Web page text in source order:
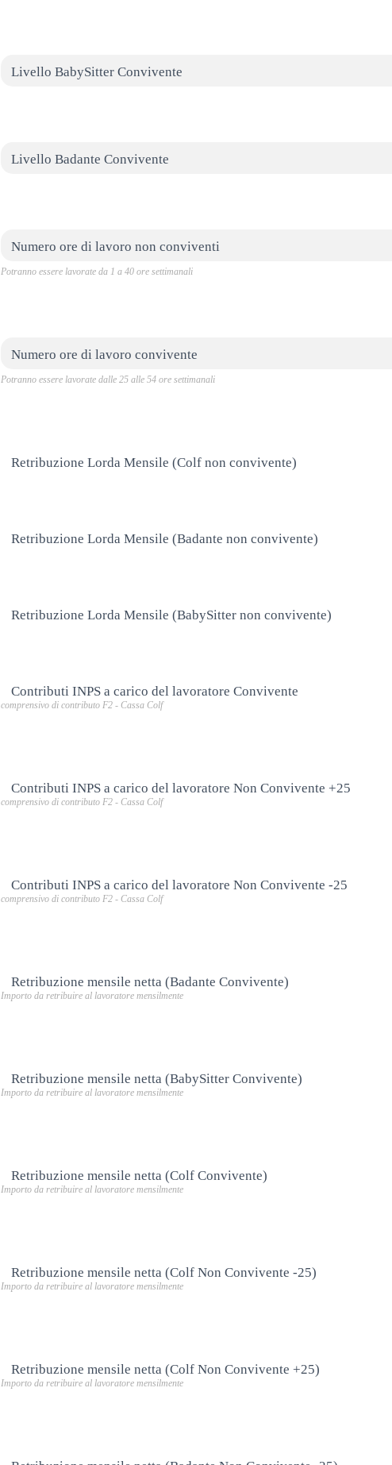
Livello BabySitter Convivente
Livello Badante Convivente
Numero ore di lavoro non conviventi
Potranno essere lavorate da 1 a 40 ore settimanali
Numero ore di lavoro convivente
Potranno essere lavorate dalle 25 alle 54 ore settimanali
Retribuzione Lorda Mensile (Colf non convivente)
Retribuzione Lorda Mensile (Badante non convivente)
Retribuzione Lorda Mensile (BabySitter non convivente)
Contributi INPS a carico del lavoratore Convivente
comprensivo di contributo F2 - Cassa Colf
Contributi INPS a carico del lavoratore Non Convivente +25
comprensivo di contributo F2 - Cassa Colf
Contributi INPS a carico del lavoratore Non Convivente -25
comprensivo di contributo F2 - Cassa Colf
Retribuzione mensile netta (Badante Convivente)
Importo da retribuire al lavoratore mensilmente
Retribuzione mensile netta (BabySitter Convivente)
Importo da retribuire al lavoratore mensilmente
Retribuzione mensile netta (Colf Convivente)
Importo da retribuire al lavoratore mensilmente
Retribuzione mensile netta (Colf Non Convivente -25)
Importo da retribuire al lavoratore mensilmente
Retribuzione mensile netta (Colf Non Convivente +25)
Importo da retribuire al lavoratore mensilmente